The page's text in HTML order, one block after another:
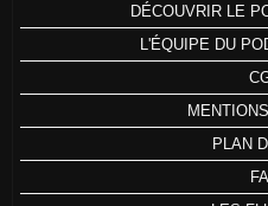
DÉCOUVRIR LE
L'ÉQUIPE DU
PLAN